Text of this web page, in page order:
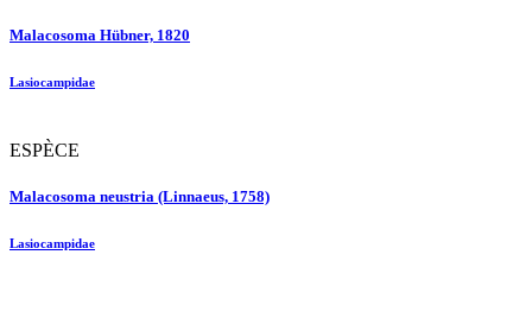
Malacosoma Hübner, 1820
Lasiocampidae
ESPÈCE
Malacosoma neustria (Linnaeus, 1758)
Lasiocampidae